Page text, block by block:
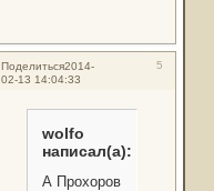
Поделиться 5
2014-
02-13 14:04:33
wolfo
написал(а):
А Прохоров